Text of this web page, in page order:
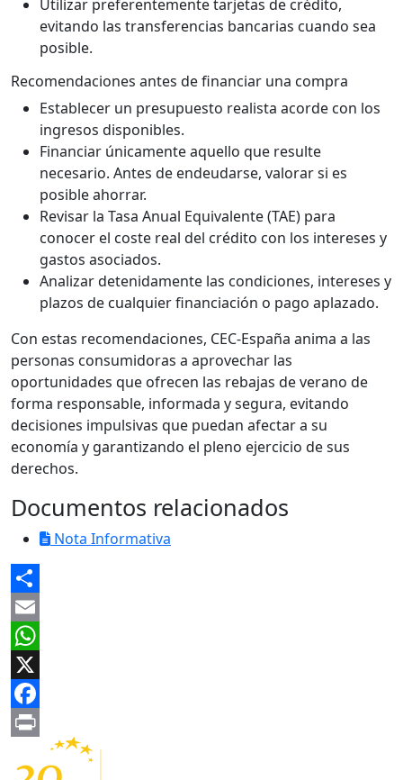
Utilizar preferentemente tarjetas de crédito,
evitando las transferencias bancarias cuando sea
posible.
Recomendaciones antes de financiar una compra
Establecer un presupuesto realista acorde con los
ingresos disponibles.
Financiar únicamente aquello que resulte
necesario. Antes de endeudarse, valorar si es
posible ahorrar.
Revisar la Tasa Anual Equivalente (TAE) para
conocer el coste real del crédito con los intereses y
gastos asociados.
Analizar detenidamente las condiciones, intereses y
plazos de cualquier financiación o pago aplazado.
Con estas recomendaciones, CEC-España anima a las
personas consumidoras a aprovechar las
oportunidades que ofrecen las rebajas de verano de
forma responsable, informada y segura, evitando
decisiones impulsivas que puedan afectar a su
economía y garantizando el pleno ejercicio de sus
derechos.
Documentos relacionados
Nota Informativa
Share
Email
WhatsApp
X
Facebook